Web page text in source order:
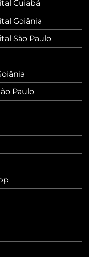
Cuiabá
Goiânia
São Paulo
Paulo